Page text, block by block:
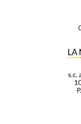
LA
s.c.